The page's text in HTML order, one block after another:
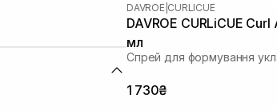
DAVROE CURLICUE
DAVROE CURLiCUE
мл
Спрей для формування
1 730₴